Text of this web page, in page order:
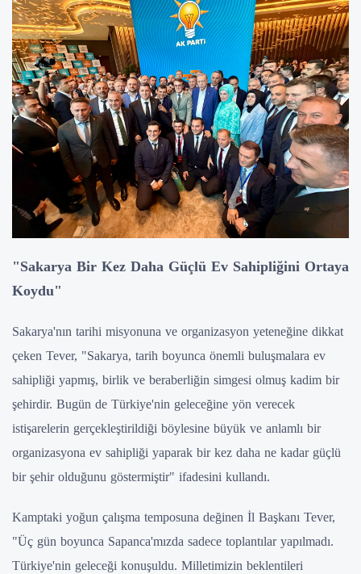
"Sakarya Bir Kez Daha Güçlü Ev Sahipliğini Ortaya
Koydu"
Sakarya'nın tarihi misyonuna ve organizasyon yeteneğine dikkat
çeken Tever, "Sakarya, tarih boyunca önemli buluşmalara ev
sahipliği yapmış, birlik ve beraberliğin simgesi olmuş kadim bir
şehirdir. Bugün de Türkiye'nin geleceğine yön verecek
istişarelerin gerçekleştirildiği böylesine büyük ve anlamlı bir
organizasyona ev sahipliği yaparak bir kez daha ne kadar güçlü
bir şehir olduğunu göstermiştir" ifadesini kullandı.
Kamptaki yoğun çalışma temposuna değinen İl Başkanı Tever,
"Üç gün boyunca Sapanca'mızda sadece toplantılar yapılmadı.
Türkiye'nin geleceği konuşuldu. Milletimizin beklentileri